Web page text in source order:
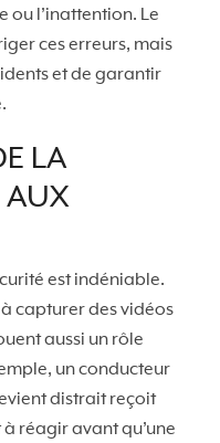
ou l’inattention. Le
ces erreurs, mais
et de garantir
LA
AUX
est indéniable.
capturer des vidéos
aussi un rôle
un conducteur
distrait reçoit
réagir avant qu’une